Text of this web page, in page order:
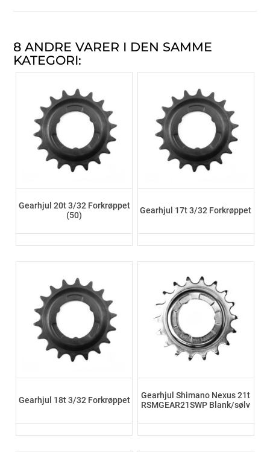
8 ANDRE VARER I DEN SAMME
KATEGORI:
Gearhjul 20t 3/32 Forkrøppet
(50)
Gearhjul 17t 3/32 Forkrøppet
Gearhjul 18t 3/32 Forkrøppet
Gearhjul Shimano Nexus 21t
RSMGEAR21SWP Blank/sølv